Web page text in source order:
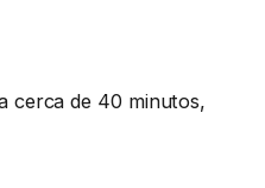
cerca de 40 minutos,